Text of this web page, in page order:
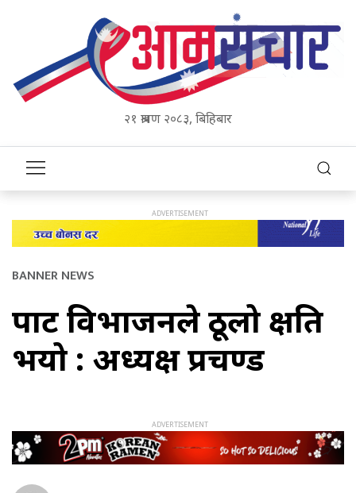
२१ श्रावण २०८३, बिहिबार
BANNER NEWS
पार्टी विभाजनले ठूलो क्षति
भयो : अध्यक्ष प्रचण्ड